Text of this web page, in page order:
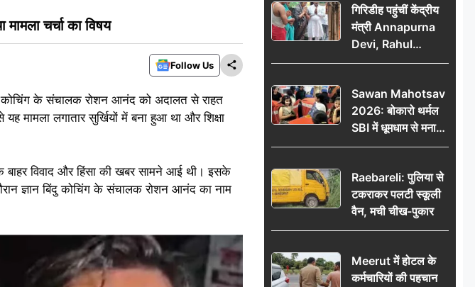
चर्चा का विषय
Follow Us
कोचिंग के संचालक रोशन आनंद को अदालत से राहत
मामला लगातार सुर्खियों में बना हुआ था और शिक्षा
विवाद और हिंसा की खबर सामने आई थी। इसके
ज्ञान बिंदु कोचिंग के संचालक रोशन आनंद का नाम
गिरिडीह पहुंचीं केंद्रीय
मंत्री Annapurna
Devi, Rahul
Gandhi पर साधा
आंदोलन को लेकर
सरकार पर हमला
Sawan Mahotsav
2026: बोकारो थर्मल
SBI में धूमधाम से मना
सावन महोत्सव
Raebareli: पुलिया से
टकराकर पलटी स्कूली
वैन, मची चीख-पुकार
Meerut में होटल के
कर्मचारियों की पहचान